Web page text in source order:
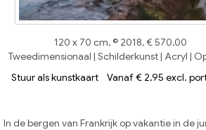
120 x 70 cm, © 2018, € 570,00
Tweedimensionaal | Schilderkunst | Acryl |
Stuur als kunstkaart Vanaf € 2,95 excl.
In de bergen van Frankrijk op vakantie in de